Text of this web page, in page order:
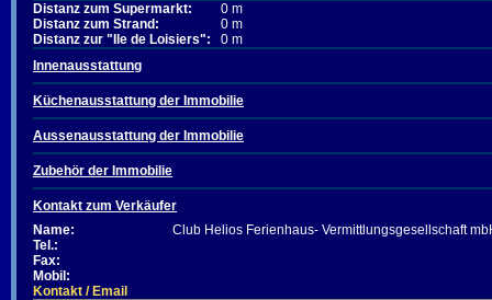
Distanz zum Supermarkt:
0 m
Distanz zum Strand:
0 m
Distanz zur "Ile de Loisiers":
0 m
Innenausstattung
Küchenausstattung der Immobilie
Aussenausstattung der Immobilie
Zubehör der Immobilie
Kontakt zum Verkäufer
Name:
Club Helios Ferienhaus- Vermittlungsgesellschaft
Tel.:
Fax:
Mobil:
Kontakt / Email